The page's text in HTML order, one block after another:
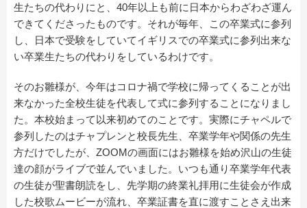
生たちの代わりにと、40年以上も前に日本からわざわざ運ん
できてくださったものです。それが毎年、この卒業式に参列
し、日本で受験をしていてイギリスでの卒業式に参列出来な
い卒業生たちの代わりをしているわけです。
そのお雛様が、今年はコロナ禍で学校に帰ってくることが出
来なかった全校生徒を代表して式に参列することになりまし
た。本校始まって以来初めてのことです。実際にチャペルで
参列したのはチャプレンと校長先生、卒業学年や関係の先生
方だけでしたが、ZOOMの画面にはお雛様を始め沢山の生徒
達の顔がライブで並んでいました。いつも通り卒業学年代表
の生徒が聖書朗読をし、先学期の終業礼拝用に生徒会が作成
した校歌ムービーが流れ、卒業証書を直に渡すことさえ出来